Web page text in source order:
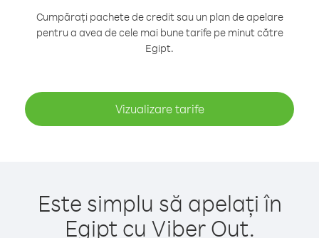
Cumpărați pachete de credit sau un plan de apelare
pentru a avea de cele mai bune tarife pe minut către
Egipt.
Vizualizare tarife
Este simplu să apelați în
Egipt cu Viber Out.